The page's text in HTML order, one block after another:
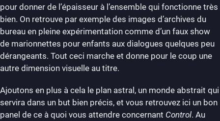
pour donner de l’épaisseur à l’ensemble qui fonctionne très
bien. On retrouve par exemple des images d’archives du
bureau en pleine expérimentation comme d’un faux show
de marionnettes pour enfants aux dialogues quelques peu
dérangeants. Tout ceci marche et donne pour le coup une
autre dimension visuelle au titre.
Ajoutons en plus à cela le plan astral, un monde abstrait qui
servira dans un but bien précis, et vous retrouvez ici un bon
panel de ce à quoi vous attendre concernant Control. Au